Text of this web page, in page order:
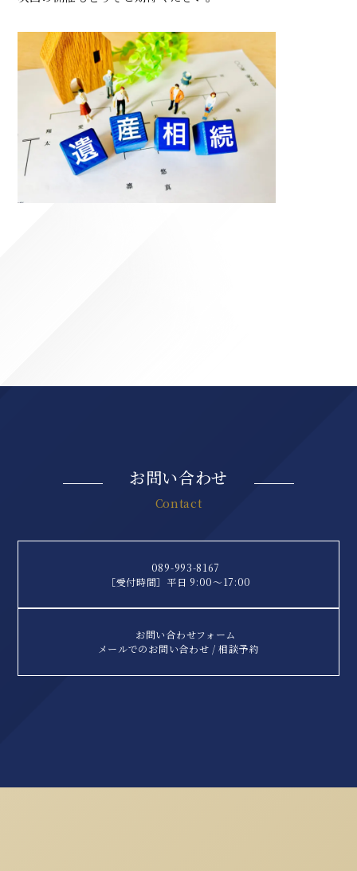
お問い合わせ
Contact
089-993-8167
［受付時間］平日 9:00〜17:00
お問い合わせフォーム
メールでのお問い合わせ / 相談予約